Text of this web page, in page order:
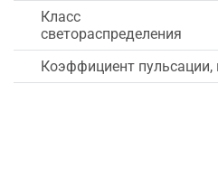
Класс
светораспределения
Коэффициент пульсации,